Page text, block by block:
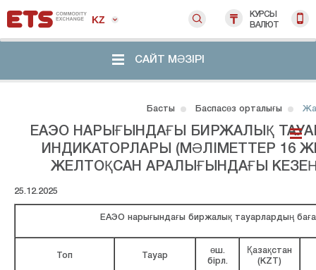
KZ
КУРСЫ
ВАЛЮТ
САЙТ МӘЗІРІ
Басты Баспасөз орталығы
ЕАЭО НАРЫҒЫНДАҒЫ БИРЖАЛЫҚ
ИНДИКАТОРЛАРЫ (МӘЛІМЕТТЕР 16
ЖЕЛТОҚСАН АРАЛЫҒЫНДАҒЫ КЕЗЕҢ
25.12.2025
ЕАЭО нарығындағы биржалық тауарлардың
Топ Тауар
өш.
бірл.
Қазақстан
(KZT)